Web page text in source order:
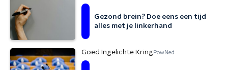
Gezond brein? Doe eens een tijd
alles met je linkerhand
Goed Ingelichte KringPowNed